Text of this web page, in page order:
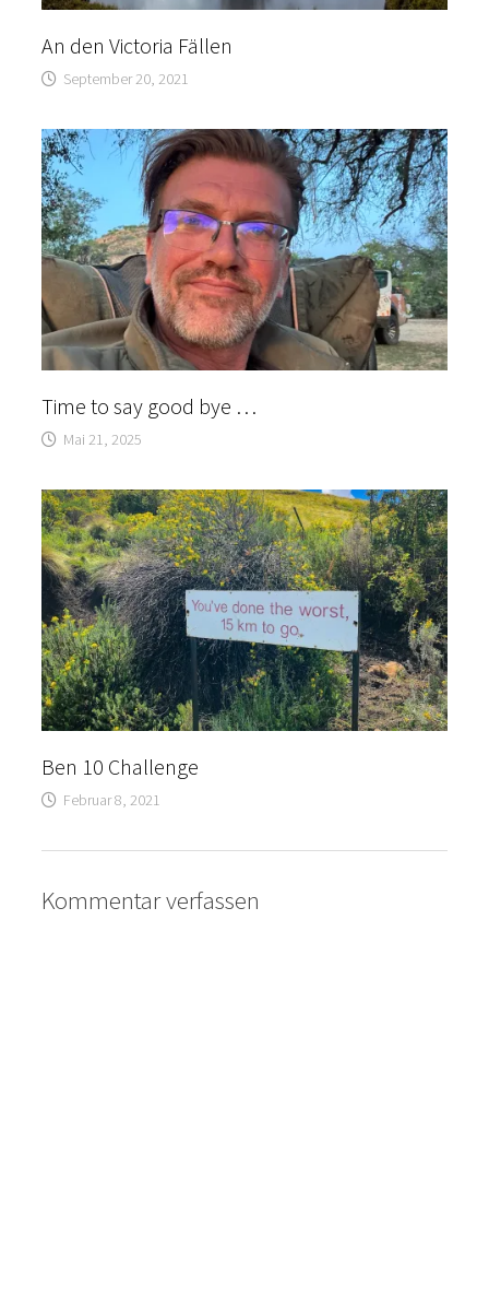
An den Victoria Fällen
September 20, 2021
Time to say good bye …
Mai 21, 2025
Ben 10 Challenge
Februar 8, 2021
Kommentar verfassen